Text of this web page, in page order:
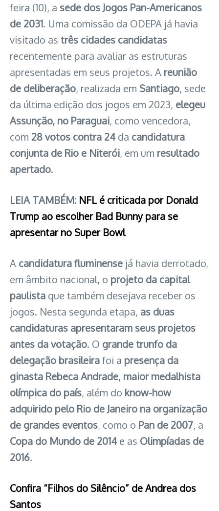
feira (10), a sede dos Jogos Pan-Americanos
de 2031. Uma comissão da ODEPA já havia
visitado as três cidades candidatas
recentemente para avaliar as estruturas
apresentadas em seus projetos. A reunião
de deliberação, realizada em Santiago, sede
da última edição dos jogos em 2023, elegeu
Assunção, no Paraguai, como vencedora,
com 28 votos contra 24da candidatura
conjunta de Rio e Niterói, em um resultado
apertado.
LEIA TAMBÉM: NFL é criticada por Donald
Trump ao escolher Bad Bunny para se
apresentar no Super Bowl
A candidatura fluminense já havia derrotado,
em âmbito nacional, o projeto da capital
paulista que também desejava receber os
jogos. Nesta segunda etapa, as duas
candidaturas apresentaram seus projetos
antes da votação. O grande trunfo da
delegação brasileirafoi a presença da
ginasta Rebeca Andrade, maior medalhista
olímpica do país, além do know-how
adquirido pelo Rio de Janeiro na organização
de grandes eventos, como o Pan de 2007, a
Copa do Mundo de 2014e as Olimpíadas de
2016.
Confira “Filhos do Silêncio” de Andrea dos
Santos